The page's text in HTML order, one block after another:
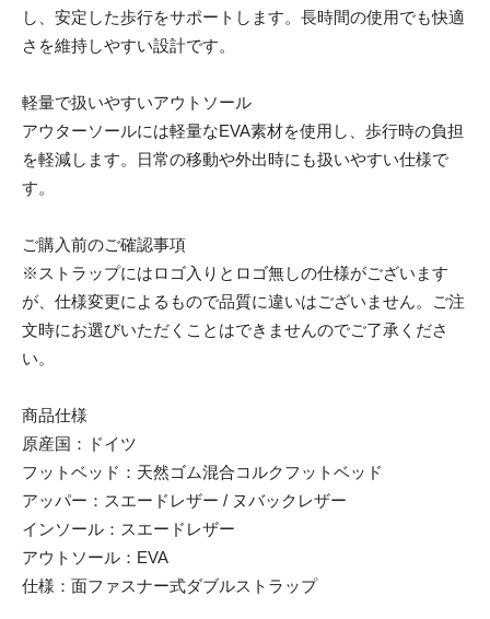
し、安定した歩行をサポートします。長時間の使用でも快適
さを維持しやすい設計です。
軽量で扱いやすいアウトソール
アウターソールには軽量なEVA素材を使用し、歩行時の負担
を軽減します。日常の移動や外出時にも扱いやすい仕様で
す。
ご購入前のご確認事項
※ストラップにはロゴ入りとロゴ無しの仕様がございます
が、仕様変更によるもので品質に違いはございません。ご注
文時にお選びいただくことはできませんのでご了承くださ
い。
商品仕様
原産国：ドイツ
フットベッド：天然ゴム混合コルクフットベッド
アッパー：スエードレザー / ヌバックレザー
インソール：スエードレザー
アウトソール：EVA
仕様：面ファスナー式ダブルストラップ